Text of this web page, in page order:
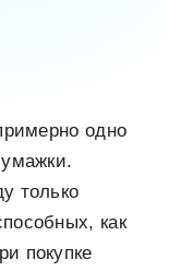
одно
только
как
покупке